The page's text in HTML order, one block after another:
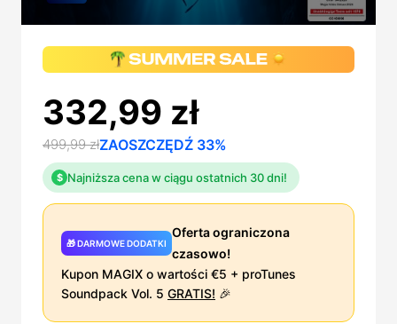
332,99 zł
499,99 złZAOSZCZĘDŹ 33%
$ Najniższa cena w ciągu ostatnich 30 dni!
🎁 DARMOWE DODATKI
Oferta ograniczona
czasowo!
Kupon MAGIX o wartości €5 + proTunes
Soundpack Vol. 5 GRATIS! 🎉